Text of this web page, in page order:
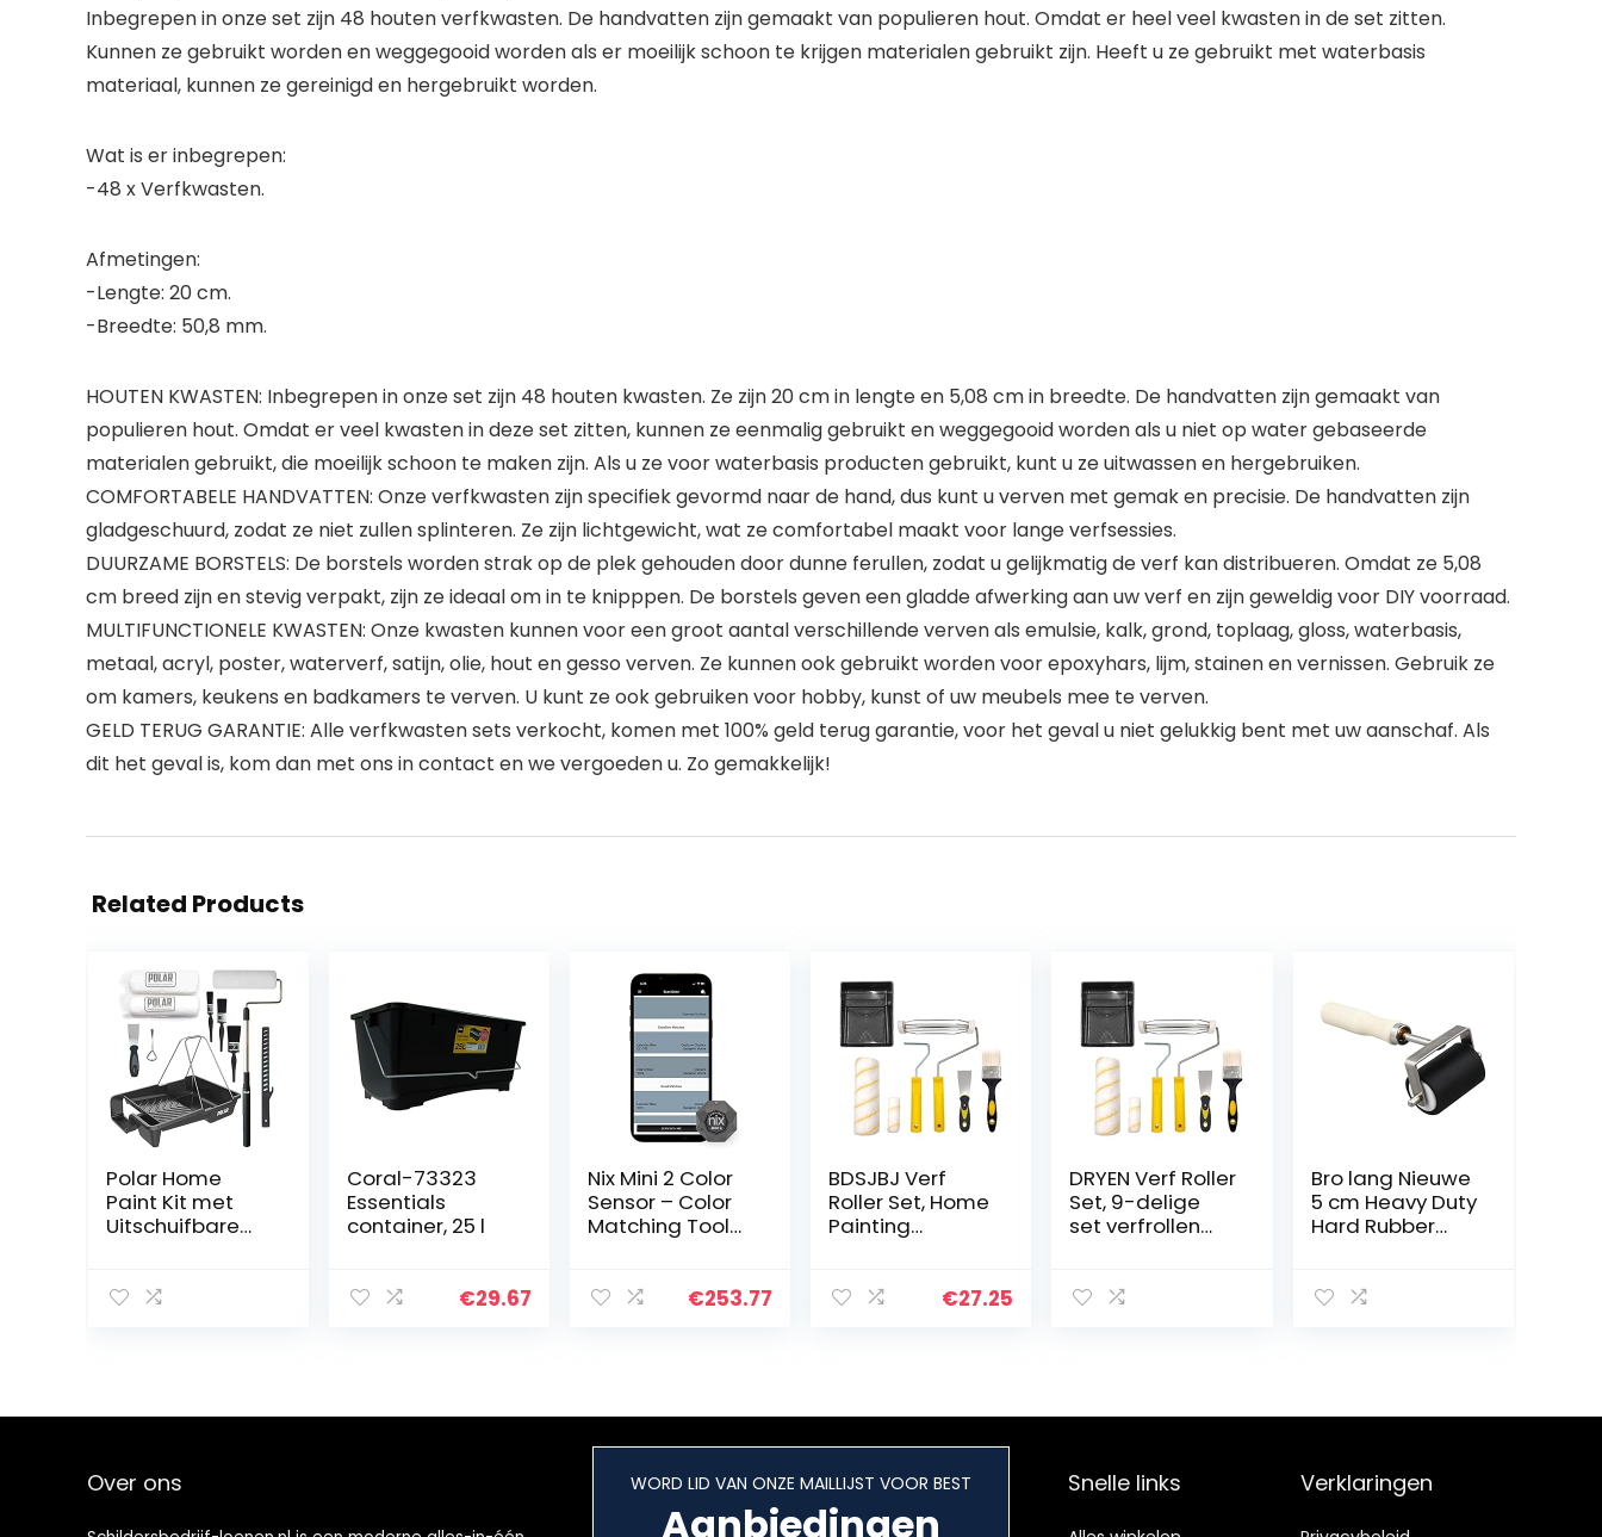
Inbegrepen in onze set zijn 48 houten verfkwasten. De handvatten zijn gemaakt van populieren hout. Omdat er heel veel kwasten in de set zitten.
Kunnen ze gebruikt worden en weggegooid worden als er moeilijk schoon te krijgen materialen gebruikt zijn. Heeft u ze gebruikt met waterbasis
materiaal, kunnen ze gereinigd en hergebruikt worden.
Wat is er inbegrepen:
-48 x Verfkwasten.
Afmetingen:
-Lengte: 20 cm.
-Breedte: 50,8 mm.
HOUTEN KWASTEN: Inbegrepen in onze set zijn 48 houten kwasten. Ze zijn 20 cm in lengte en 5,08 cm in breedte. De handvatten zijn gemaakt van
populieren hout. Omdat er veel kwasten in deze set zitten, kunnen ze eenmalig gebruikt en weggegooid worden als u niet op water gebaseerde
materialen gebruikt, die moeilijk schoon te maken zijn. Als u ze voor waterbasis producten gebruikt, kunt u ze uitwassen en hergebruiken.
COMFORTABELE HANDVATTEN: Onze verfkwasten zijn specifiek gevormd naar de hand, dus kunt u verven met gemak en precisie. De handvatten zijn
gladgeschuurd, zodat ze niet zullen splinteren. Ze zijn lichtgewicht, wat ze comfortabel maakt voor lange verfsessies.
DUURZAME BORSTELS: De borstels worden strak op de plek gehouden door dunne ferullen, zodat u gelijkmatig de verf kan distribueren. Omdat ze 5,08
cm breed zijn en stevig verpakt, zijn ze ideaal om in te knipppen. De borstels geven een gladde afwerking aan uw verf en zijn geweldig voor DIY voorraad.
MULTIFUNCTIONELE KWASTEN: Onze kwasten kunnen voor een groot aantal verschillende verven als emulsie, kalk, grond, toplaag, gloss, waterbasis,
metaal, acryl, poster, waterverf, satijn, olie, hout en gesso verven. Ze kunnen ook gebruikt worden voor epoxyhars, lijm, stainen en vernissen. Gebruik ze
om kamers, keukens en badkamers te verven. U kunt ze ook gebruiken voor hobby, kunst of uw meubels mee te verven.
GELD TERUG GARANTIE: Alle verfkwasten sets verkocht, komen met 100% geld terug garantie, voor het geval u niet gelukkig bent met uw aanschaf. Als
dit het geval is, kom dan met ons in contact en we vergoeden u. Zo gemakkelijk!
Related Products
Polar Home
Paint Kit met
Uitschuifbare
Opener, Stirrer,
decoreren van
Coral-73323
Essentials
container, 25 l
€29.67
Nix Mini 2 Color
Sensor – Color
Matching Tool
kleurwaarden –
€253.77
BDSJBJ Verf
Roller Set, Home
Painting
Supplies Foam
Muren Kast
Touch ups
€27.25
DRYEN Verf Roller
Set, 9-delige
set verfrollen
borstel, verf
Bro lang Nieuwe
5 cm Heavy Duty
Hard Rubber
Art Craft Tool
Over ons WORD LID VAN ONZE MAILLIJST VOOR BEST
Aanbiedingen
Snelle links Verklaringen